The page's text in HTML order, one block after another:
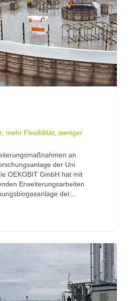
mehr Flexibilität, weniger
an
der Uni
OEKOBIT GmbH hat mit
Erweiterungsarbeiten
der…